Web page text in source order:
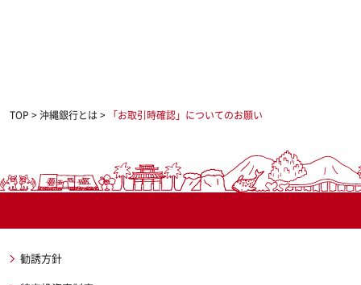
TOP >沖縄銀行とは> 「お取引時確認」についてのお願い
勧誘方針